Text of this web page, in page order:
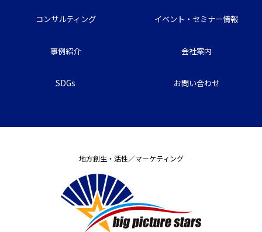
コンサルティング イベント・セミナー情報
事例紹介 会社案内
SDGs お問い合わせ
地方創生・活性／マーケティング